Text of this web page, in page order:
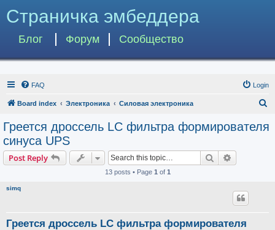
Страничка эмбеддера
Блог Форум Сообщество
FAQ Login
Board index Электроника Силовая электроника
a
Греется дроссель LC фильтра формирователя
синуса UPS
Post Reply Search
13 posts • Page 1 of 1
simq
Греется дроссель LC фильтра формирователя